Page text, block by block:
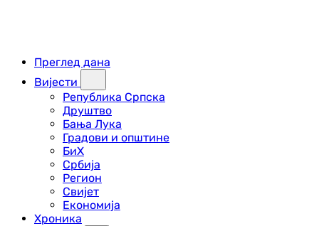
Преглед дана
Вијести
Република Српска
Друштво
Бања Лука
Градови и општине
БиХ
Србија
Регион
Свијет
Економија
Хроника